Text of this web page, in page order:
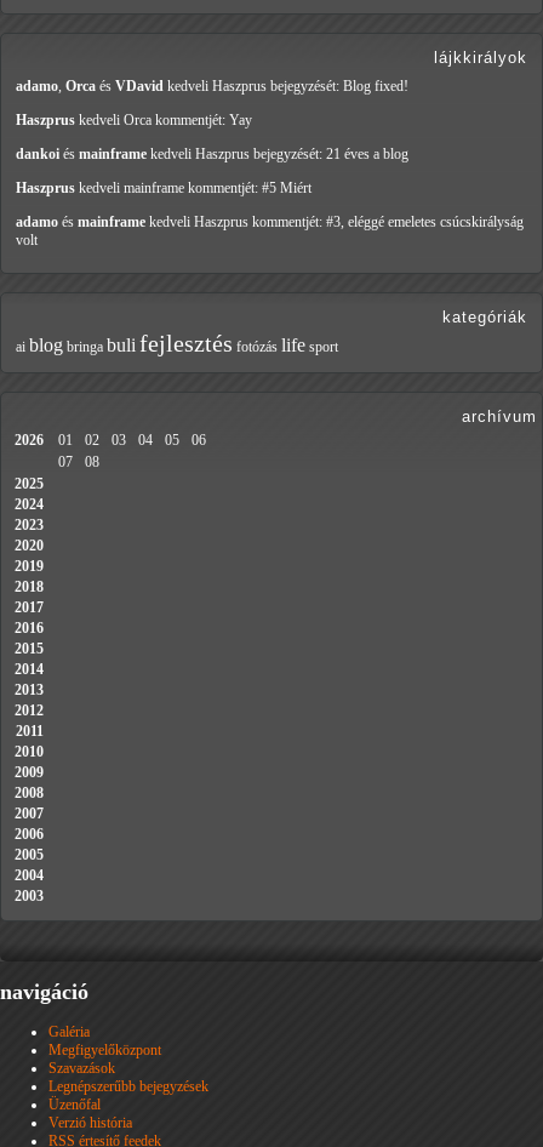
lájkkirályok
adamo, Orca és VDavid kedveli Haszprus bejegyzését: Blog fixed!
Haszprus kedveli Orca kommentjét: Yay
dankoi és mainframe kedveli Haszprus bejegyzését: 21 éves a blog
Haszprus kedveli mainframe kommentjét: #5 Miért
adamo és mainframe kedveli Haszprus kommentjét: #3, eléggé emeletes csúcskirályság
volt
kategóriák
ai blog bringa buli fejlesztés fotózás life sport
archívum
2026 01 02 03 04 05
06
07
08
2025
2024
2023
2020
2019
2018
2017
2016
2015
2014
2013
2012
2011
2010
2009
2008
2007
2006
2005
2004
2003
navigáció
Galéria
Megfigyelőközpont
Szavazások
Legnépszerűbb bejegyzések
Üzenőfal
Verzió história
RSS értesítő feedek